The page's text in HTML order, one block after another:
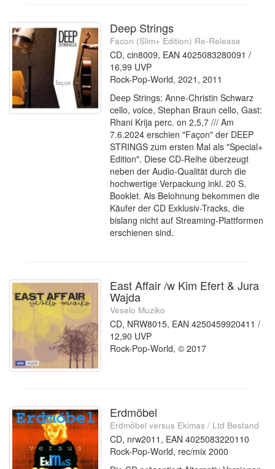
Deep Strings
Facon (Slim+ Edition) Re-Release
CD, cin8009, EAN 4025083280091 /
16,99 UVP
Rock-Pop-World, 2021, 2011
Deep Strings: Anne-Christin Schwarz
cello, voice, Stephan Braun cello, Gast:
Rhani Krija perc. on 2,5,7 /// Am
7.6.2024 erschien "Façon" der DEEP
STRINGS zum ersten Mal als "Special+
Edition". Diese CD-Reihe überzeugt
neben der Audio-Qualität durch die
hochwertige Verpackung inkl. 20 S.
Booklet. Als Belohnung bekommen die
Käufer der CD Exklusiv-Tracks, die
bislang nicht auf Streaming-Plattformen
erschienen sind.
East Affair /w Kim Efert & Jura
Wajda
Veselo Muziko
CD, NRW8015, EAN 4250459920411 /
12,90 UVP
Rock-Pop-World, © 2017
Erdmöbel
Erdmöbel versus Ekimas / Ltd Bestand
CD, nrw2011, EAN 4025083220110
Rock-Pop-World, rec/mix 2000